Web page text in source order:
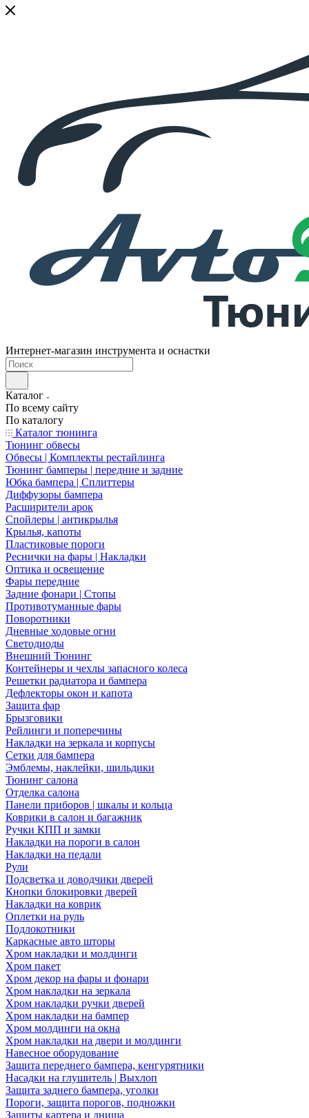
Интернет-магазин инструмента и оснастки
Каталог
По всему сайту
По каталогу
Каталог тюнинга
Тюнинг обвесы
Обвесы | Комплекты рестайлинга
Тюнинг бамперы | передние и задние
Юбка бампера | Сплиттеры
Диффузоры бампера
Расширители арок
Спойлеры | антикрылья
Крылья, капоты
Пластиковые пороги
Реснички на фары | Накладки
Оптика и освещение
Фары передние
Задние фонари | Стопы
Противотуманные фары
Поворотники
Дневные ходовые огни
Светодиоды
Внешний Тюнинг
Контейнеры и чехлы запасного колеса
Решетки радиатора и бампера
Дефлекторы окон и капота
Защита фар
Брызговики
Рейлинги и поперечины
Накладки на зеркала и корпусы
Сетки для бампера
Эмблемы, наклейки, шильдики
Тюнинг салона
Отделка салона
Панели приборов | шкалы и кольца
Коврики в салон и багажник
Ручки КПП и замки
Накладки на пороги в салон
Накладки на педали
Рули
Подсветка и доводчики дверей
Кнопки блокировки дверей
Накладки на коврик
Оплетки на руль
Подлокотники
Каркасные авто шторы
Хром накладки и молдинги
Хром пакет
Хром декор на фары и фонари
Хром накладки на зеркала
Хром накладки ручки дверей
Хром накладки на бампер
Хром молдинги на окна
Хром накладки на двери и молдинги
Навесное оборудование
Защита переднего бампера, кенгурятники
Насадки на глушитель | Выхлоп
Защита заднего бампера, уголки
Пороги, защита порогов, подножки
Защиты картера и днища